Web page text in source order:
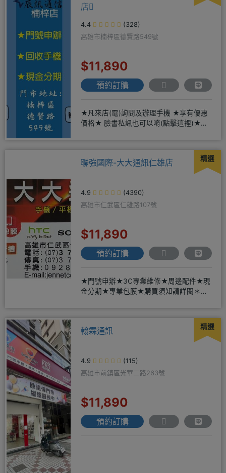
店
4.4
(328)
高雄市楠梓區德賢路549號
$11,890
預約訂購
★凡來店(電)詢問及辦理手機 ★享有優惠
價格★ 臉書私訊也可以唷(點擊這裡)★免
精選
聯強國際-大大通訊仁雄店
4.9
(4390)
高雄市仁武區仁雄路107號
$11,890
預約訂購
★門號申辦★3C專業維修★周邊配件★現
金分期★專業包膜★購買須知請詳閱＊來
精選
翰霖通訊
4.9
(115)
高雄市前鎮區光華二路263號
$11,890
預約訂購